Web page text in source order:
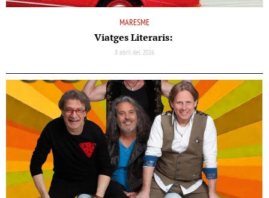
MARESME
Viatges Literaris:
8 abril del 2026